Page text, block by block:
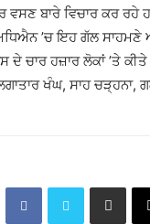
ਵਸਣ ਬਾਰੇ ਵਿਚਾਰ ਕਰ ਰਹੇ
’ਚ ਇਹ ਗੱਲ
ਦੇ ਚਾਰ ਹਜ਼ਾਰ ਲੋਕਾਂ ’ਤੇ
ਖੰਘ, ਸਾਹ